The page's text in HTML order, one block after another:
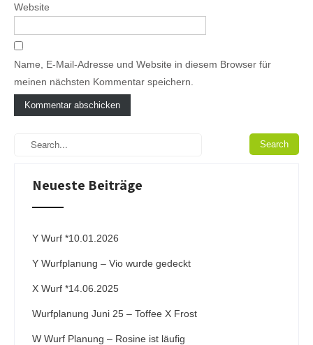
Website
Name, E-Mail-Adresse und Website in diesem Browser für
meinen nächsten Kommentar speichern.
Neueste Beiträge
Y Wurf *10.01.2026
Y Wurfplanung – Vio wurde gedeckt
X Wurf *14.06.2025
Wurfplanung Juni 25 – Toffee X Frost
W Wurf Planung – Rosine ist läufig